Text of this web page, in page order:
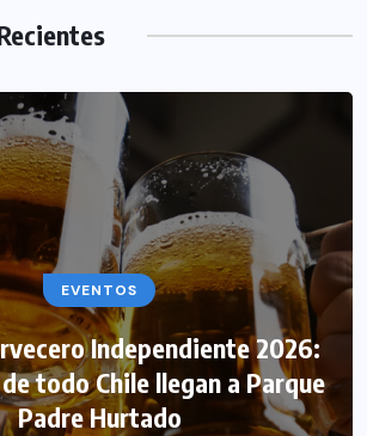
EVENTOS
Independiente 2026:
todo Chile llegan a Parque
Padre Hurtado